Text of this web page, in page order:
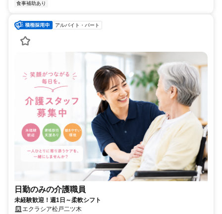
食事補助あり
アルバイト・パート
日勤のみの介護職員
未経験歓迎！週1日～柔軟シフト
エクラシア松戸二ツ木